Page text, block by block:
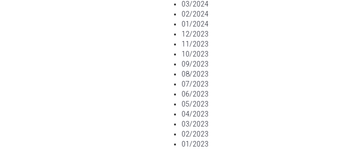
03/2024
02/2024
01/2024
12/2023
11/2023
10/2023
09/2023
08/2023
07/2023
06/2023
05/2023
04/2023
03/2023
02/2023
01/2023